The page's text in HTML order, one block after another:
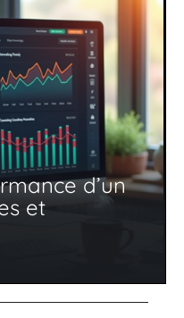
d’un
et